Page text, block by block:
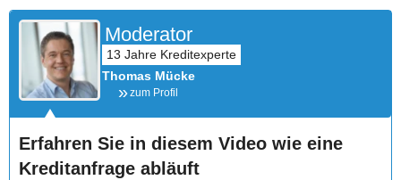
Moderator
Thomas Mücke
zum Profil
Erfahren Sie in diesem Video wie eine
Kreditanfrage abläuft